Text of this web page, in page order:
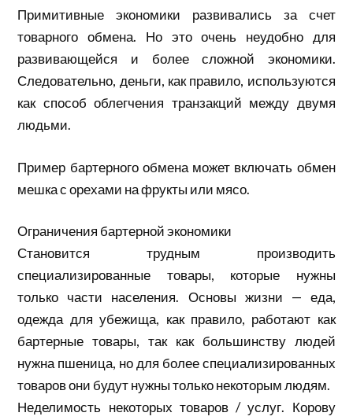
Примитивные экономики развивались за счет
товарного обмена. Но это очень неудобно для
развивающейся и более сложной экономики.
Следовательно, деньги, как правило, используются
как способ облегчения транзакций между двумя
людьми.
Пример бартерного обмена может включать обмен
мешка с орехами на фрукты или мясо.
Ограничения бартерной экономики
Становится трудным производить
специализированные товары, которые нужны
только части населения. Основы жизни — еда,
одежда для убежища, как правило, работают как
бартерные товары, так как большинству людей
нужна пшеница, но для более специализированных
товаров они будут нужны только некоторым людям.
Неделимость некоторых товаров / услуг. Корову